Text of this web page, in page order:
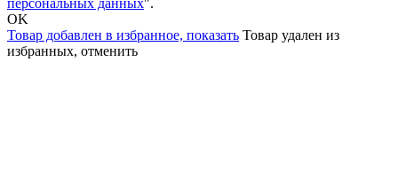
OK
Товар добавлен в избранное, показать Товар удален из
избранных, отменить